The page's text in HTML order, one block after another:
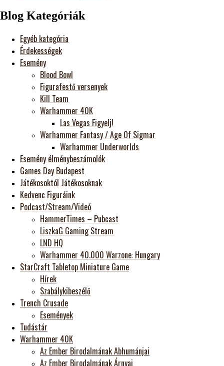
Blog Kategóriák
Egyéb kategória
Érdekességek
Esemény
Blood Bowl
Figurafestő versenyek
Kill Team
Warhammer 40K
Las Vegas Figyelj!
Warhammer Fantasy / Age Of Sigmar
Warhammer Underworlds
Esemény élménybeszámolók
Games Day Budapest
Játékosoktól Játékosoknak
Kedvenc Figuráink
Podcast/Stream/Videó
HammerTimes – Pubcast
LiszkaG Gaming Stream
LND HQ
Warhammer 40.000 Warzone: Hungary
StarCraft Tabletop Miniature Game
Hírek
Szabálykibeszélő
Trench Crusade
Események
Tudástár
Warhammer 40K
Az Ember Birodalmának Abhumánjai
Az Ember Birodalmának Árnyai